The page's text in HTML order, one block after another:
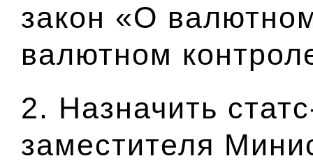
закон «О
валютном
2. Назначить
заместителя